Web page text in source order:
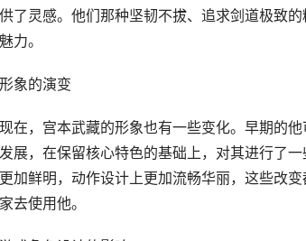
了灵感。他们那种坚韧不拔、追求剑道极致
力。
象的演变
在，宫本武藏的形象也有一些变化。早期的
展，在保留核心特色的基础上，对其进行了
加鲜明，动作设计上更加流畅华丽，这些改
去使用他。